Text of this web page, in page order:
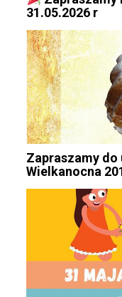
31.05.2026 r
Zapraszamy do
Wielkanocna